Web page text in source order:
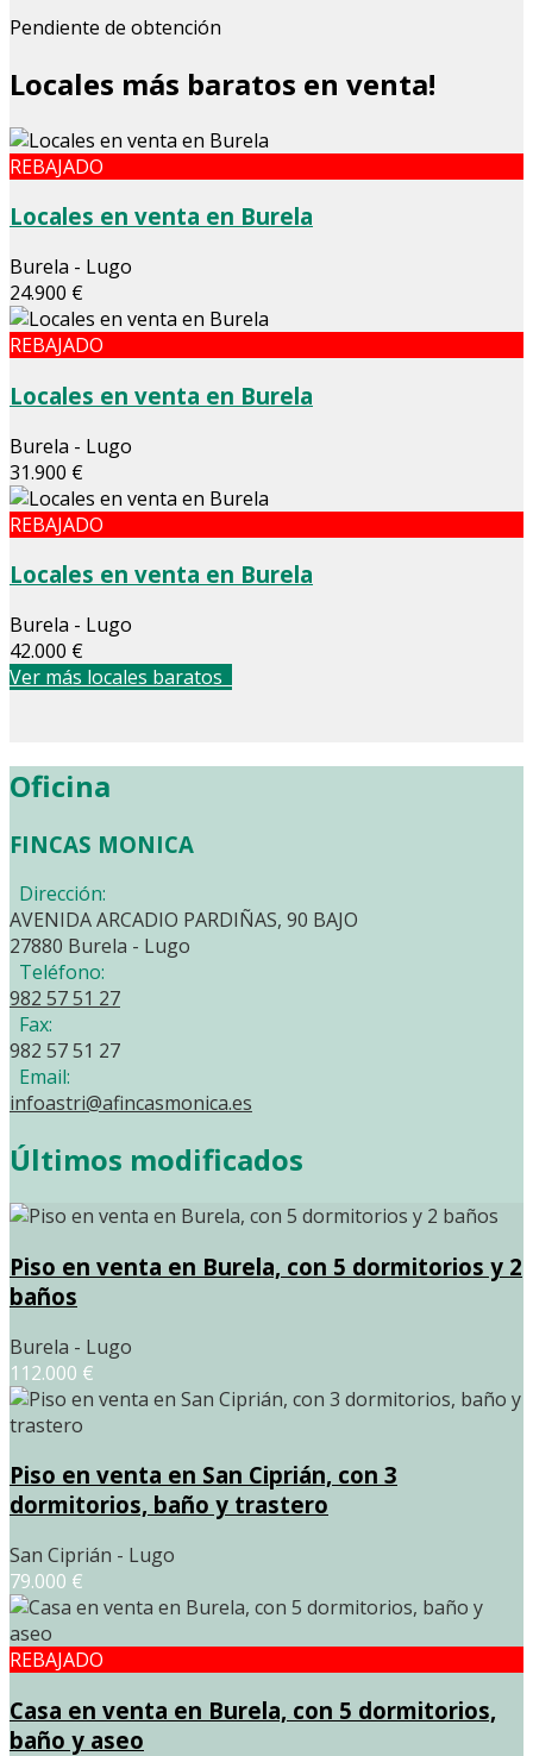
Pendiente de obtención
Locales más baratos en venta!
REBAJADO
Locales en venta en Burela
Burela - Lugo
24.900 €
REBAJADO
Locales en venta en Burela
Burela - Lugo
31.900 €
REBAJADO
Locales en venta en Burela
Burela - Lugo
42.000 €
Ver más locales baratos
Oficina
FINCAS MONICA
Dirección:
AVENIDA ARCADIO PARDIÑAS, 90 BAJO
27880 Burela - Lugo
Teléfono:
982 57 51 27
Fax:
982 57 51 27
Email:
infoastri@afincasmonica.es
Últimos modificados
Piso en venta en Burela, con 5 dormitorios y 2
baños
Burela - Lugo
112.000 €
Piso en venta en San Ciprián, con 3
dormitorios, baño y trastero
San Ciprián - Lugo
79.000 €
REBAJADO
Casa en venta en Burela, con 5 dormitorios,
baño y aseo